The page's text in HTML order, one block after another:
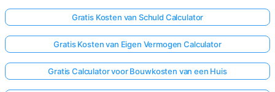
Gratis Kosten van Schuld Calculator
Gratis Kosten van Eigen Vermogen Calculator
Gratis Calculator voor Bouwkosten van een Huis